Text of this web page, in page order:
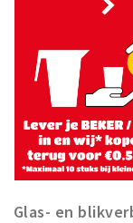
Glas- en